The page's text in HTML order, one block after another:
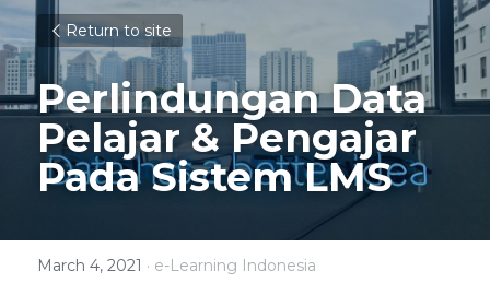
Return to site
Perlindungan Data
Pelajar & Pengajar
Pada Sistem LMS
March 4, 2021 · e-Learning Indonesia